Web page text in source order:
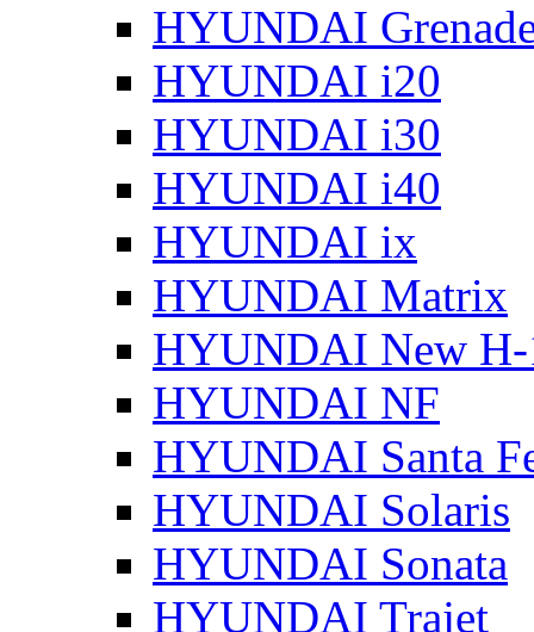
HYUNDAI
HYUNDAI i20
HYUNDAI i30
HYUNDAI i40
HYUNDAI ix
HYUNDAI Matrix
HYUNDAI New
HYUNDAI NF
HYUNDAI Santa
HYUNDAI Solaris
HYUNDAI Sonata
HYUNDAI Trajet